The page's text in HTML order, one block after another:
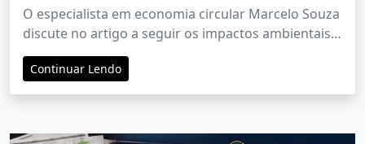
O especialista em economia circular Marcelo Souza
discute no artigo a seguir os impactos ambientais e
econômicos do descarte inadequado de
dispositivos eletroeletrônicos
Continuar Lendo